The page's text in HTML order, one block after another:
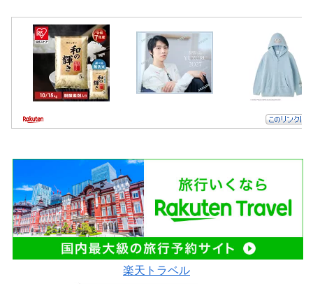
楽天トラベル